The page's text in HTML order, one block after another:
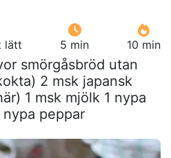
lätt 5 min 10 min
smörgåsbröd utan
2 msk japansk
1 msk mjölk 1 nypa
nypa peppar